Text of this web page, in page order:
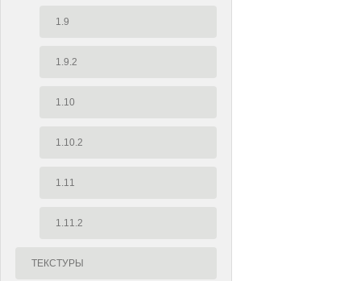
1.9
1.9.2
1.10
1.10.2
1.11
1.11.2
ТЕКСТУРЫ